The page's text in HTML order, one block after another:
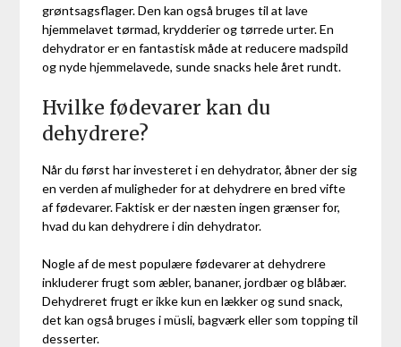
grøntsagsflager. Den kan også bruges til at lave
hjemmelavet tørmad, krydderier og tørrede urter. En
dehydrator er en fantastisk måde at reducere madspild
og nyde hjemmelavede, sunde snacks hele året rundt.
Hvilke fødevarer kan du
dehydrere?
Når du først har investeret i en dehydrator, åbner der sig
en verden af muligheder for at dehydrere en bred vifte
af fødevarer. Faktisk er der næsten ingen grænser for,
hvad du kan dehydrere i din dehydrator.
Nogle af de mest populære fødevarer at dehydrere
inkluderer frugt som æbler, bananer, jordbær og blåbær.
Dehydreret frugt er ikke kun en lækker og sund snack,
det kan også bruges i müsli, bagværk eller som topping til
desserter.